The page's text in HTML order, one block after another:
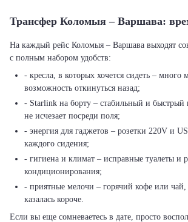
Трансфер Коломыя – Варшава:
На каждый рейс Коломыя – Варшава выходят
с полным набором удобств:
- кресла, в которых хочется сидеть – много
возможность откинуться назад;
- Starlink на борту – стабильный и быстрый
не исчезает посреди поля;
- энергия для гаджетов – розетки 220V и
каждого сидения;
- гигиена и климат – исправные туалеты и
кондиционирования;
- приятные мелочи – горячий кофе или чай,
казалась короче.
Если вы еще сомневаетесь в дате, просто